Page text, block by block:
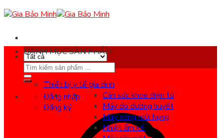
Skip
to
Search
for:
Đăng nhập
Đăng ký
DANH MỤC SẢN PHẨM
Thiết bị y tế gia đình
Cân sức khoẻ điện tử
Máy đo đường huyết
Máy xông mũi họng
Nhiệt ẩm kế